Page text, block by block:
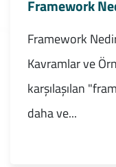
Framework
Framework
Kavramlar ve
karşılaşılan
daha ve...